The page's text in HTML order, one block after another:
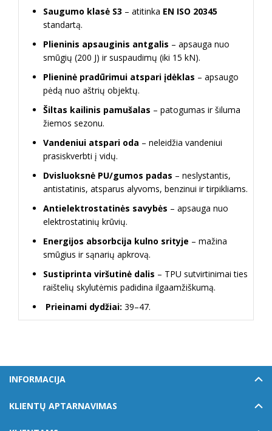
Saugumo klasė S3 – atitinka EN ISO 20345
standartą.
Plieninis apsauginis antgalis – apsauga nuo
smūgių (200 J) ir suspaudimų (iki 15 kN).
Plieninė pradūrimui atspari įdėklas – apsaugo
pėdą nuo aštrių objektų.
Šiltas kailinis pamušalas – patogumas ir šiluma
žiemos sezonu.
Vandeniui atspari oda – neleidžia vandeniui
prasiskverbti į vidų.
Dvisluoksnė PU/gumos padas – neslystantis,
antistatinis, atsparus alyvoms, benzinui ir tirpikliams.
Antielektrostatinės savybės – apsauga nuo
elektrostatinių krūvių.
Energijos absorbcija kulno srityje – mažina
smūgius ir sąnarių apkrovą.
Sustiprinta viršutinė dalis – TPU sutvirtinimai ties
raištelių skylutėmis padidina ilgaamžiškumą.
Prieinami dydžiai: 39–47.
INFORMACIJA
KLIENTŲ APTARNAVIMAS